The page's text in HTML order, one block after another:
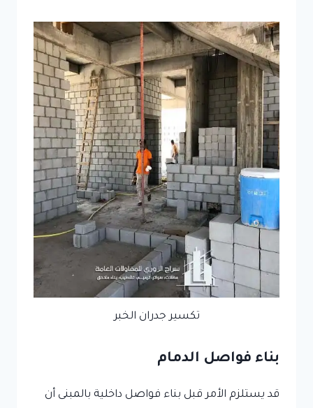
تكسير جدران الخبر
بناء فواصل الدمام
قد يستلزم الأمر قبل بناء فواصل داخلية بالمبنى أن